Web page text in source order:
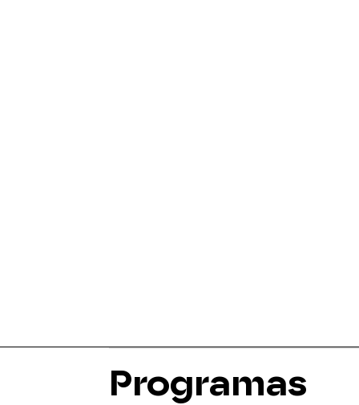
Programas